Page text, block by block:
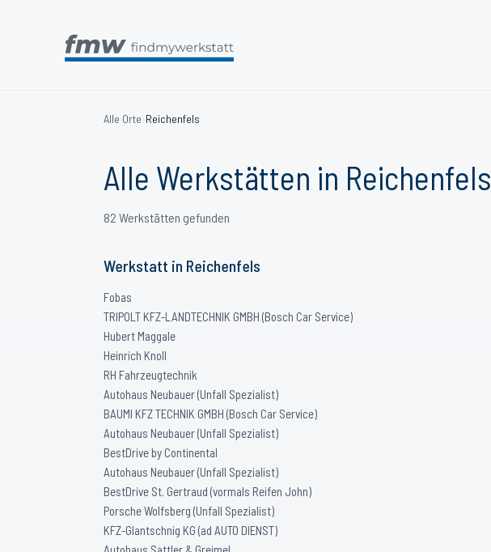
Alle Orte›Reichenfels
Alle Werkstätten in Reichenfels
82 Werkstätten gefunden
Werkstatt in Reichenfels
Fobas
TRIPOLT KFZ-LANDTECHNIK GMBH (Bosch Car Service)
Hubert Maggale
Heinrich Knoll
RH Fahrzeugtechnik
Autohaus Neubauer (Unfall Spezialist)
BAUMI KFZ TECHNIK GMBH (Bosch Car Service)
Autohaus Neubauer (Unfall Spezialist)
BestDrive by Continental
Autohaus Neubauer (Unfall Spezialist)
BestDrive St. Gertraud (vormals Reifen John)
Porsche Wolfsberg (Unfall Spezialist)
KFZ-Glantschnig KG (ad AUTO DIENST)